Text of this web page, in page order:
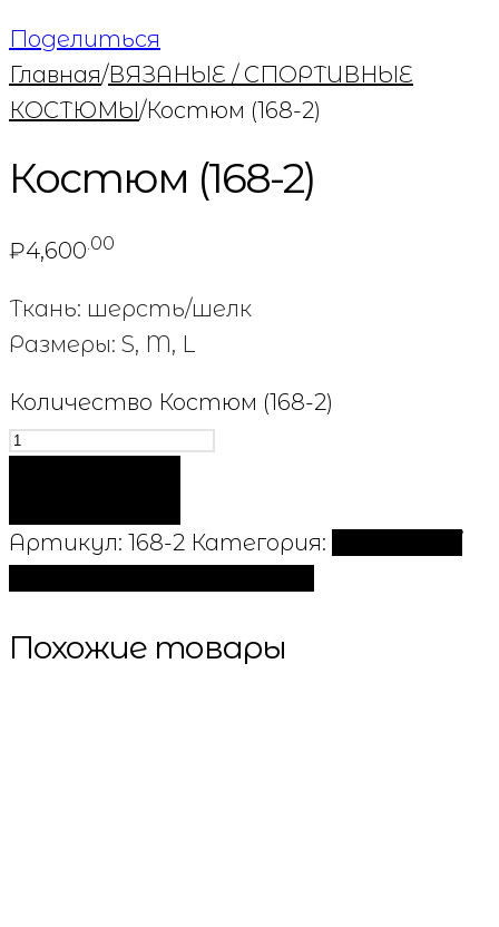
Поделиться
Главная/ВЯЗАНЫЕ / СПОРТИВНЫЕ
КОСТЮМЫ/Костюм (168-2)
Костюм (168-2)
₽4,600 .00
Ткань: шерсть/шелк
Размеры: S, M, L
Количество Костюм (168-2)
Артикул: 168-2 Категория:
Похожие товары